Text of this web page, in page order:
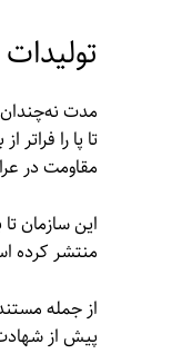
مدت
تا پا را
مقاومت در
این سازمان
منتشر کرده
از جمله
پیش از